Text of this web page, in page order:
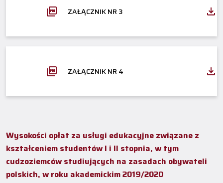
ZAŁĄCZNIK NR 3
ZAŁĄCZNIK NR 4
Wysokości opłat za usługi edukacyjne związane z
kształceniem studentów I i II stopnia, w tym
cudzoziemców studiujących na zasadach obywateli
polskich, w roku akademickim 2019/2020